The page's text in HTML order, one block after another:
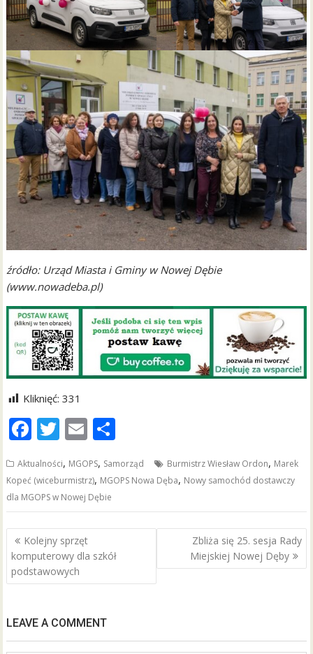
źródło: Urząd Miasta i Gminy w Nowej Dębie
(www.nowadeba.pl)
Kliknięć: 331
F
e
b
o
o
k
T
itt
er
E
ai
l
ar
Aktualności, MGOPS, Samorząd Burmistrz Wiesław Ordon, Marek
Kopeć (wiceburmistrz), MGOPS Nowa Dęba, Nowy samochód dostawczy
dla MGOPS w Nowej Dębie
Nawigacja
wpisu
Kolejny sprzęt
komputerowy dla szkół
podstawowych
Zbliża się 25. sesja Rady
Miejskiej Nowej Dęby
LEAVE A COMMENT